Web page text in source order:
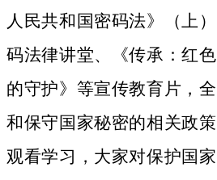
人民共和国密码法》
（上
码法律讲堂、
《传承：红
的守护》等宣传教育片，
和保守国家秘密的相关政
观看学习，大家对保护国